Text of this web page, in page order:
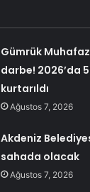
Gümrük
darbe! 2026’da
kurtarıldı
Ağustos 7, 2026
Akdeniz
sahada olacak
Ağustos 7, 2026